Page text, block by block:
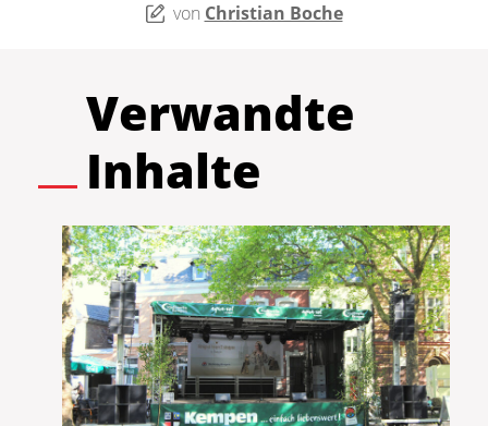
von Christian Boche
Verwandte
Inhalte